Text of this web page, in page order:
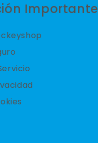
Importante